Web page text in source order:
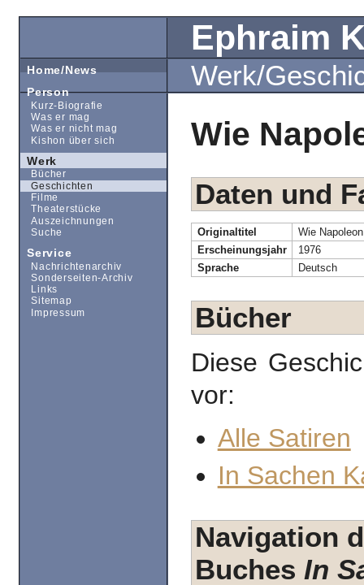
Ephraim
Werk/
Wie
Daten und
Originaltitel
Wie
Erscheinungsjahr
1976
Sprache
Deutsch
Bücher
Diese
vor:
Alle Satiren
In Sachen
Navigation
Buches In
Home/News
Person
Kurz-Biografie
Was er mag
Was er nicht mag
Kishon über sich
Werk
Bücher
Geschichten
Filme
Theaterstücke
Auszeichnungen
Suche
Service
Nachrichtenarchiv
Sonderseiten-Archiv
Links
Sitemap
Impressum